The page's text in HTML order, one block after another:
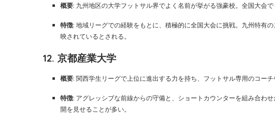
概要: 九州地区の大学フットサル界でよく名前が挙がる強豪校。全国大会
特徴: 地域リーグでの経験をもとに、積極的に全国大会に挑戦。九州特有
映されているとされる。
12. 京都産業大学
概要: 関西学生リーグで上位に進出する力を持ち、フットサル専用のコー
特徴: アグレッシブな前線からの守備と、ショートカウンターを組み合わ
開を見せることが多い。